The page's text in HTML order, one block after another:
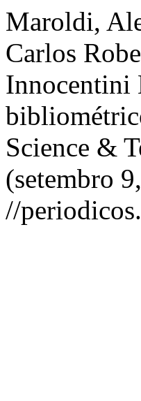
Maroldi,
Carlos
Innocentini
Science &
(setembro
//